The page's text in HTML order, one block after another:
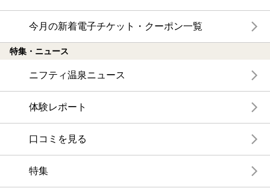
今月の新着電子チケット・クーポン一覧
特集・ニュース
ニフティ温泉ニュース
体験レポート
口コミを見る
特集